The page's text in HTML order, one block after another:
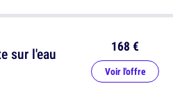
sur l'eau 168 €
Voir l'offre